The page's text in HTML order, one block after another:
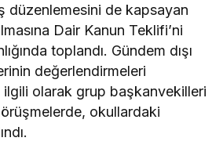
düzenlemesini de kapsayan
Dair Kanun Teklifi’ni
toplandı. Gündem dışı
değerlendirmeleri
ilgili olarak grup başkanvekilleri
okullardaki